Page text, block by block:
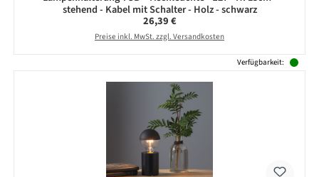
stehend - Kabel mit Schalter - Holz - schwarz
Regulärer Preis:
26,39 €
Preise inkl. MwSt. zzgl. Versandkosten
Verfügbarkeit: